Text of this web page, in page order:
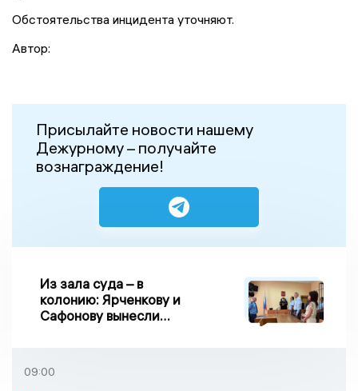
Обстоятельства инцидента уточняют.
Автор:
Присылайте новости нашему
Дежурному – получайте
вознаграждение!
Из зала суда – в
колонию: Ярченкову и
Сафонову вынесли
09:00